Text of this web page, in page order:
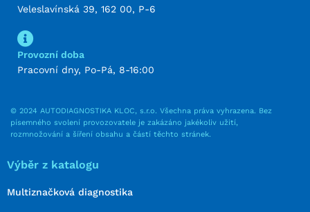
Veleslavínská 39, 162 00, P-6
Provozní doba
Pracovní dny, Po-Pá, 8-16:00
© 2024 AUTODIAGNOSTIKA KLOC, s.r.o. Všechna práva vyhrazena. Bez
písemného svolení provozovatele je zakázáno jakékoliv užití,
rozmnožování a šíření obsahu a částí těchto stránek.
Výběr z katalogu
Multiznačková diagnostika